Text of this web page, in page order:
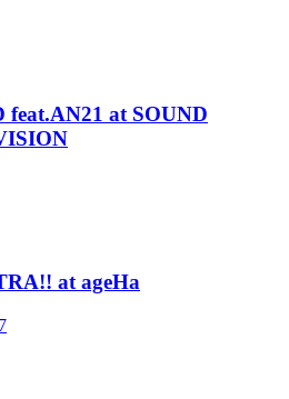
at SOUND
at ageHa